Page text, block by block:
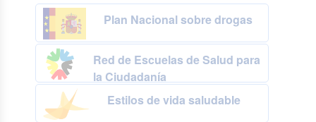
Plan Nacional sobre drogas
Red de Escuelas de Salud para
la Ciudadanía
Estilos de vida saludable